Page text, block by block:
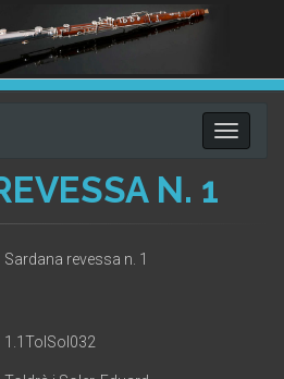
Toggle
N. 1
Sardana revessa n. 1
1.1TolSol032